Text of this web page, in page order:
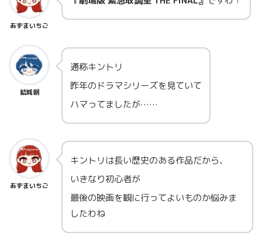
あずまいちご
結城朝
通称キントリ
昨年のドラマシリーズを見ていて
ハマってましたが……
あずまいちご
キントリは長い歴史のある作品だから、
いきなり初心者が
最後の映画を観に行ってよいものか悩みま
したわね